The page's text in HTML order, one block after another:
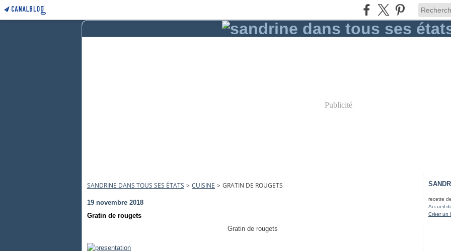
Publicité
SANDRINE DANS TOUS SES ÉTATS > CUISINE > GRATIN DE ROUGETS
19 novembre 2018
Gratin de rougets
Gratin de rougets
recette
Accueil
Créer un